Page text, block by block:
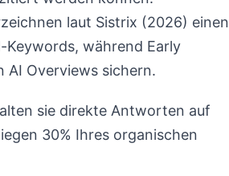
laut Sistrix (2026) einen
während Early
AI Overviews sichern.
sie direkte Antworten auf
30% Ihres organischen